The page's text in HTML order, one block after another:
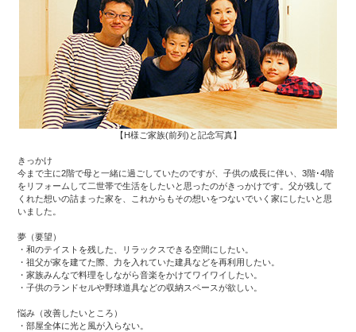
【H様ご家族(前列)と記念写真】
きっかけ
今まで主に2階で母と一緒に過ごしていたのですが、子供の成長に伴い、3階･4階
をリフォームして二世帯で生活をしたいと思ったのがきっかけです。父が残して
くれた想いの詰まった家を、これからもその想いをつないでいく家にしたいと思
いました。
夢（要望）
・和のテイストを残した、リラックスできる空間にしたい。
・祖父が家を建てた際、力を入れていた建具などを再利用したい。
・家族みんなで料理をしながら音楽をかけてワイワイしたい。
・子供のランドセルや野球道具などの収納スペースが欲しい。
悩み（改善したいところ）
・部屋全体に光と風が入らない。